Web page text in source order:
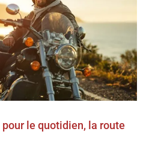
le quotidien, la route